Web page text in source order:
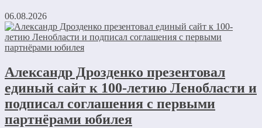
06.08.2026
Александр Дрозденко презентовал
единый сайт к 100-летию Ленобласти и
подписал соглашения с первыми
партнёрами юбилея